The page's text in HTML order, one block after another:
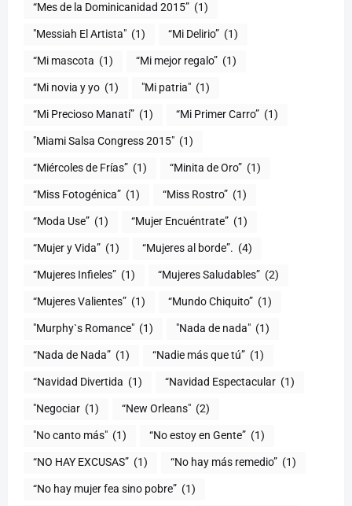
“Mes de la Dominicanidad 2015” (1)
"Messiah El Artista" (1) “Mi Delirio” (1)
“Mi mascota (1) “Mi mejor regalo” (1)
“Mi novia y yo (1) "Mi patria" (1)
“Mi Precioso Manatí” (1) “Mi Primer Carro” (1)
"Miami Salsa Congress 2015" (1)
“Miércoles de Frías” (1) “Minita de Oro” (1)
“Miss Fotogénica” (1) “Miss Rostro” (1)
“Moda Use” (1) “Mujer Encuéntrate” (1)
(1) “Mujeres al borde”. (4)
“Mujeres Infieles” (1) “Mujeres Saludables” (2)
“Mujeres Valientes” (1) “Mundo Chiquito” (1)
"Murphy`s Romance" (1) "Nada de nada" (1)
“Nada de Nada” (1) “Nadie más que tú” (1)
“Navidad Divertida (1) “Navidad Espectacular (1)
"Negociar (1) “New Orleans" (2)
"No canto más" (1) “No estoy en Gente” (1)
“NO HAY EXCUSAS” (1) “No hay más remedio” (1)
“No hay mujer fea sino pobre” (1)